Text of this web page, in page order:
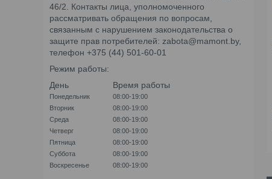
46/2. Контакты лица, уполномоченного
рассматривать обращения по вопросам,
связанным с нарушением законодательства о
защите прав потребителей: zabota@mamont.by,
телефон +375 (44) 501-60-01
Режим работы:
День
Время работы
Понедельник
08:00-19:00
Вторник
08:00-19:00
Среда
08:00-19:00
Четверг
08:00-19:00
Пятница
08:00-19:00
Суббота
08:00-19:00
Воскресенье
08:00-19:00